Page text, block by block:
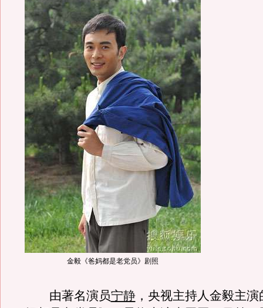
金毅《爸妈都是老党员》剧照
由著名演员宁静，央视主持人金毅主演